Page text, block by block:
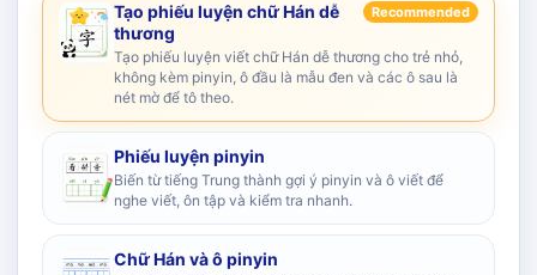
Tạo phiếu luyện chữ Hán dễ
thương
Recommended
Tạo phiếu luyện viết chữ Hán dễ thương cho trẻ nhỏ,
không kèm pinyin, ô đầu là mẫu đen và các ô sau là
nét mờ để tô theo.
Phiếu luyện pinyin
Biến từ tiếng Trung thành gợi ý pinyin và ô viết để
nghe viết, ôn tập và kiểm tra nhanh.
Chữ Hán và ô pinyin